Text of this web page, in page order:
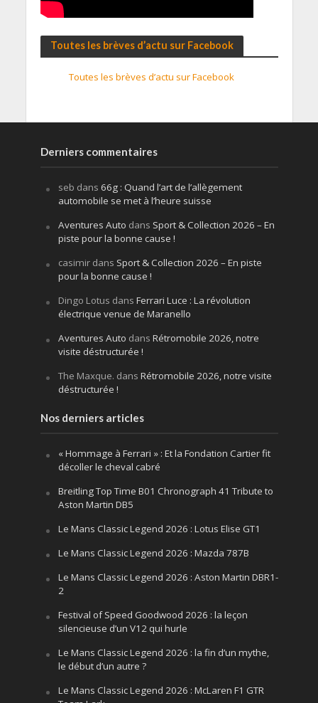
Toutes les brèves d’actu sur Facebook
Toutes les brèves d’actu sur Facebook
Derniers commentaires
seb dans 66g : Quand l’art de l’allègement
automobile se met à l’heure suisse
Aventures Auto dans Sport & Collection 2026 – En
piste pour la bonne cause !
casimirdans Sport & Collection 2026 – En piste
pour la bonne cause !
Dingo Lotus dans Ferrari Luce : La révolution
électrique venue de Maranello
Aventures Auto dans Rétromobile 2026, notre
visite déstructurée !
The Maxque. dans Rétromobile 2026, notre visite
déstructurée !
Nos derniers articles
« Hommage à Ferrari » : Et la Fondation Cartier fit
décoller le cheval cabré
Breitling Top Time B01 Chronograph 41 Tribute to
Aston Martin DB5
Le Mans Classic Legend 2026 : Lotus Elise GT1
Le Mans Classic Legend 2026 : Mazda 787B
Le Mans Classic Legend 2026 : Aston Martin DBR1-
2
Festival of Speed Goodwood 2026 : la leçon
silencieuse d’un V12 qui hurle
Le Mans Classic Legend 2026 : la fin d’un mythe,
le début d’un autre ?
Le Mans Classic Legend 2026 : McLaren F1 GTR